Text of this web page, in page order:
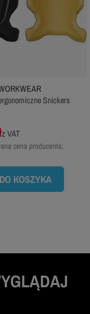
Snickers
z VAT
cena producenta:
KOSZYKA